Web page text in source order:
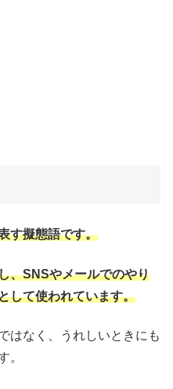
す擬態語です。
、SNSやメールでのやり
して使われています。
はなく、うれしいときにも
。